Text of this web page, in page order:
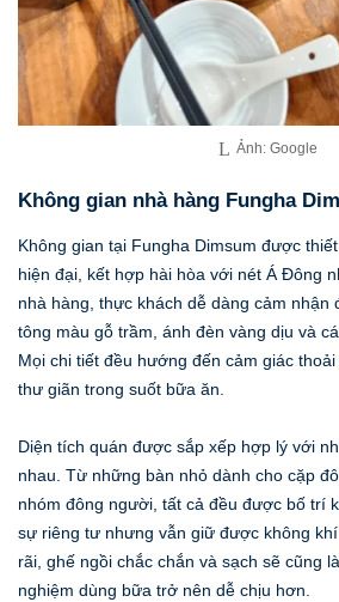
Ảnh: Google
Không gian nhà hàng Fungha
Không gian tại Fungha Dimsum được
hiện đại, kết hợp hài hòa với nét Á Đông
nhà hàng, thực khách dễ dàng cảm
tông màu gỗ trầm, ánh đèn vàng dịu và
Mọi chi tiết đều hướng đến cảm giác
thư giãn trong suốt bữa ăn.
Diện tích quán được sắp xếp hợp lý với
nhau. Từ những bàn nhỏ dành cho cặp
nhóm đông người, tất cả đều được bố trí
sự riêng tư nhưng vẫn giữ được không
rãi, ghế ngồi chắc chắn và sạch sẽ cũng
nghiệm dùng bữa trở nên dễ chịu hơn.